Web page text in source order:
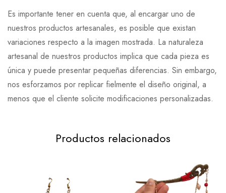
Es importante tener en cuenta que, al encargar uno de
nuestros productos artesanales, es posible que existan
variaciones respecto a la imagen mostrada. La naturaleza
artesanal de nuestros productos implica que cada pieza es
única y puede presentar pequeñas diferencias. Sin embargo,
nos esforzamos por replicar fielmente el diseño original, a
menos que el cliente solicite modificaciones personalizadas.
Productos relacionados